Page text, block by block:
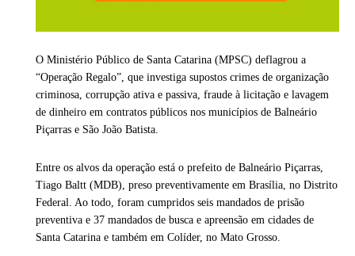
O Ministério Público de Santa Catarina (MPSC) deflagrou a
“Operação Regalo”, que investiga supostos crimes de organização
criminosa, corrupção ativa e passiva, fraude à licitação e lavagem
de dinheiro em contratos públicos nos municípios de Balneário
Piçarras e São João Batista.
Entre os alvos da operação está o prefeito de Balneário Piçarras,
Tiago Baltt (MDB), preso preventivamente em Brasília, no Distrito
Federal. Ao todo, foram cumpridos seis mandados de prisão
preventiva e 37 mandados de busca e apreensão em cidades de
Santa Catarina e também em Colíder, no Mato Grosso.